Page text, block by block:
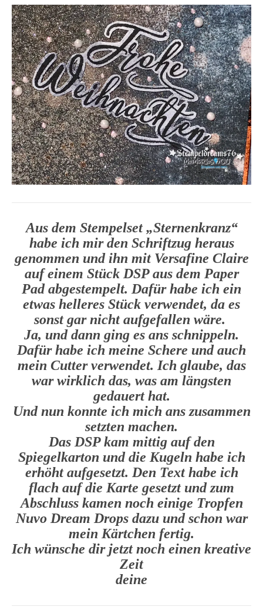
Aus dem Stempelset „Sternenkranz“
habe ich mir den Schriftzug heraus
genommen und ihn mit Versafine Claire
auf einem Stück DSP aus dem Paper
Pad abgestempelt. Dafür habe ich ein
etwas helleres Stück verwendet, da es
sonst gar nicht aufgefallen wäre.
Ja, und dann ging es ans schnippeln.
Dafür habe ich meine Schere und auch
mein Cutter verwendet. Ich glaube, das
war wirklich das, was am längsten
gedauert hat.
Und nun konnte ich mich ans zusammen
setzten machen.
Das DSP kam mittig auf den
Spiegelkarton und die Kugeln habe ich
erhöht aufgesetzt. Den Text habe ich
flach auf die Karte gesetzt und zum
Abschluss kamen noch einige Tropfen
Nuvo Dream Drops dazu und schon war
mein Kärtchen fertig.
Ich wünsche dir jetzt noch einen kreative
Zeit
deine